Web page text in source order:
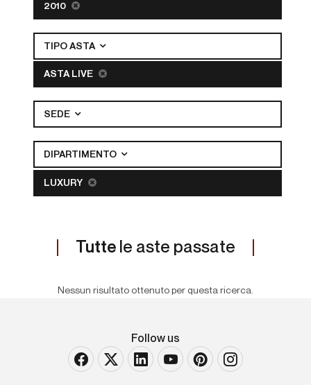
2010
TIPO ASTA
ASTA LIVE
SEDE
DIPARTIMENTO
LUXURY
Tutte le aste passate
Nessun risultato ottenuto per questa ricerca.
Follow us